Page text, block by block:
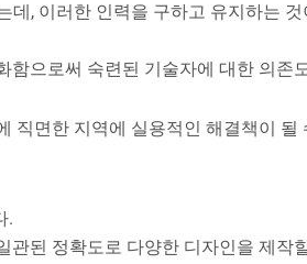
, 이러한 인력을 구하고 유지하는
함으로써 숙련된 기술자에 대한 의존
직면한 지역에 실용적인 해결책이 될
.
된 정확도로 다양한 디자인을 제작